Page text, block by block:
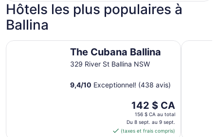
Hôtels les plus populaires à
Ballina
The Cubana Ballina
329 River St Ballina NSW
9,4/10 Exceptionnel! (438 avis)
Le
prix
est
de 142 $ CA
142 $ CA
156 $ CA au total
Du 8 sept. au 9 sept.
(taxes et frais compris)
The Cubana Ballina Ballina